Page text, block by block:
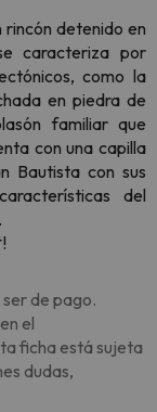
rincón detenido en
caracteriza por
como la
en piedra de
familiar que
con una capilla
Bautista con sus
del
!
de pago.
el
ficha está sujeta
dudas,